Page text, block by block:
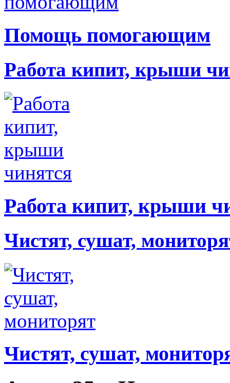
Помощь помогающим
Работа кипит, крыши
Работа кипит, крыши
Чистят, сушат,
Чистят, сушат,